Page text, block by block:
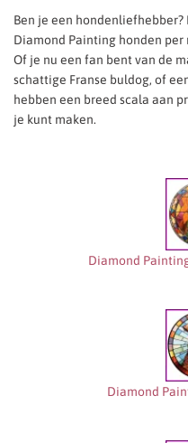
Ben je een
Diamond Painting honden per
Of je nu een fan bent van de
schattige Franse buldog, of
hebben een breed scala aan
je kunt maken.
Diamond
Diamond